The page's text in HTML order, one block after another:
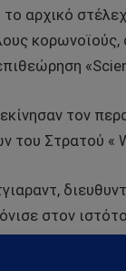
αρχικό
τον
του Στρατού «
στον